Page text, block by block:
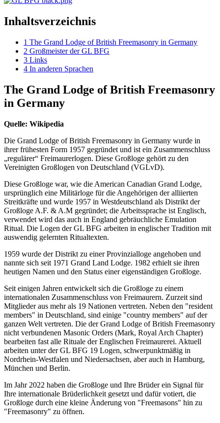
Inhaltsverzeichnis
1 The Grand Lodge of British Freemasonry in Germany
2 Großmeister der GL BFG
3 Links
4 In anderen Sprachen
The Grand Lodge of British Freemasonry
in Germany
Quelle: Wikipedia
Die Grand Lodge of British Freemasonry in Germany wurde in
ihrer frühesten Form 1957 gegründet und ist ein Zusammenschluss
„regulärer“ Freimaurerlogen. Diese Großloge gehört zu den
Vereinigten Großlogen von Deutschland (VGLvD).
Diese Großloge war, wie die American Canadian Grand Lodge,
ursprünglich eine Militärloge für die Angehörigen der alliierten
Streitkräfte und wurde 1957 in Westdeutschland als Distrikt der
Großloge A.F. & A.M gegründet; die Arbeitssprache ist Englisch,
verwendet wird das auch in England gebräuchliche Emulation
Ritual. Die Logen der GL BFG arbeiten in englischer Tradition mit
auswendig gelernten Ritualtexten.
1959 wurde der Distrikt zu einer Provinzialloge angehoben und
nannte sich seit 1971 Grand Land Lodge. 1982 erhielt sie ihren
heutigen Namen und den Status einer eigenständigen Großloge.
Seit einigen Jahren entwickelt sich die Großloge zu einem
internationalen Zusammenschluss von Freimaurern. Zurzeit sind
Mitglieder aus mehr als 19 Nationen vertreten. Neben den "resident
members" in Deutschland, sind einige "country members" auf der
ganzen Welt vertreten. Die der Grand Lodge of British Freemasonry
nicht verbundenen Masonic Orders (Mark, Royal Arch Chapter)
bearbeiten fast alle Rituale der Englischen Freimaurerei. Aktuell
arbeiten unter der GL BFG 19 Logen, schwerpunktmäßig in
Nordrhein-Westfalen und Niedersachsen, aber auch in Hamburg,
München und Berlin.
Im Jahr 2022 haben die Großloge und Ihre Brüder ein Signal für
Ihre internationale Brüderlichkeit gesetzt und dafür votiert, die
Großloge durch eine kleine Änderung von "Freemasons" hin zu
"Freemasonry" zu öffnen.